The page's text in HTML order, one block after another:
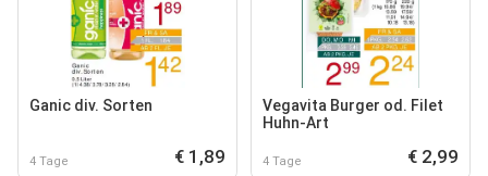
Ganic div. Sorten
4 Tage € 1,89
Vegavita Burger od. Filet
Huhn-Art
4 Tage € 2,99